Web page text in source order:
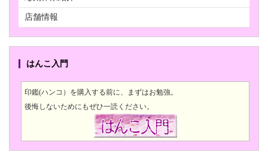
店舗情報
はんこ入門
印鑑(ハンコ）を購入する前に、まずはお勉強。
後悔しないためにもぜひ一読ください。